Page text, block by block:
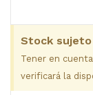
Stock
Tener en
verificará la